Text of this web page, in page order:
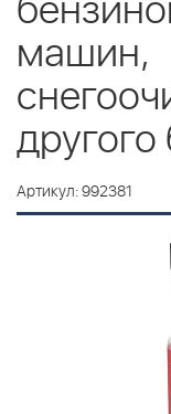
машин,
Артикул: 992381